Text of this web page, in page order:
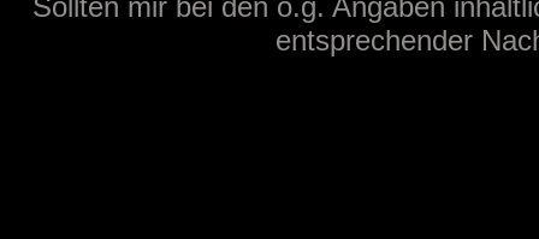
Sollten mir bei den o.g. Angaben
entsprechender